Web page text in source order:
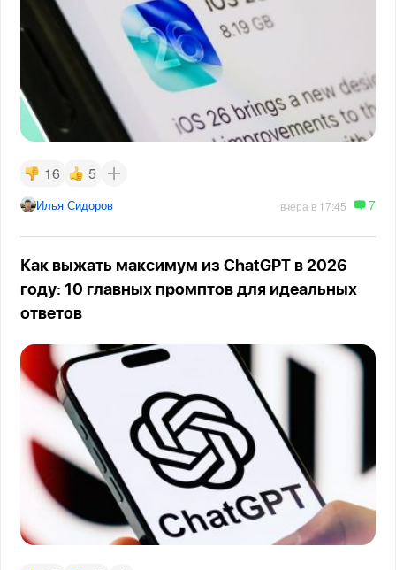
16 5
Илья Сидоров вчера в 17:45 7
Как выжать максимум из ChatGPT в 2026
году: 10 главных промптов для идеальных
ответов